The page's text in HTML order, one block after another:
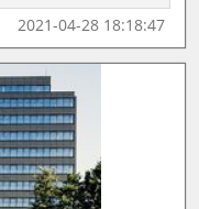
2021-04-28 18:18:47